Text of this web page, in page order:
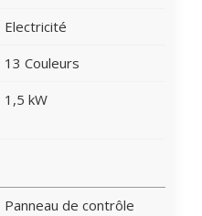
Electricité
13 Couleurs
1,5 kW
Panneau de contrôle